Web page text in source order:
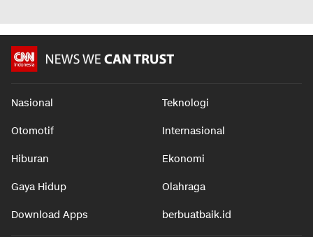
Nasional Teknologi
Otomotif Internasional
Hiburan Ekonomi
Gaya Hidup Olahraga
Download Apps berbuatbaik.id